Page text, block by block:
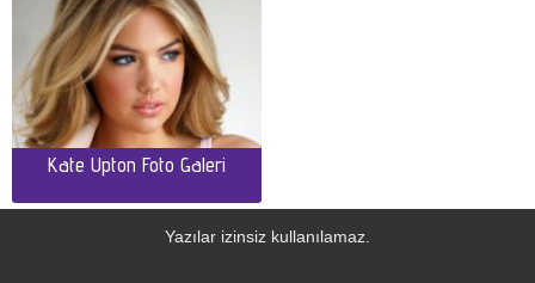
Kate Upton Foto Galeri
Yazılar izinsiz kullanılamaz.